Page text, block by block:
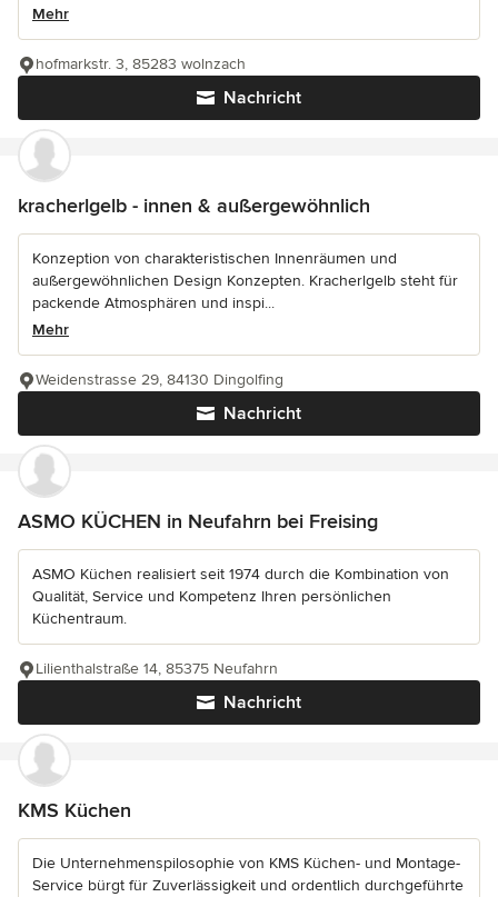
Mehr
Nachricht
hofmarkstr. 3, 85283 wolnzach
kracherlgelb - innen & außergewöhnlich
Konzeption von charakteristischen Innenräumen und
außergewöhnlichen Design Konzepten. Kracherlgelb steht für
packende Atmosphären und inspi...
Mehr
Nachricht
Weidenstrasse 29, 84130 Dingolfing
ASMO KÜCHEN in Neufahrn bei Freising
ASMO Küchen realisiert seit 1974 durch die Kombination von
Qualität, Service und Kompetenz Ihren persönlichen
Küchentraum.
Nachricht
Lilienthalstraße 14, 85375 Neufahrn
KMS Küchen
Die Unternehmenspilosophie von KMS Küchen- und Montage-
Service bürgt für Zuverlässigkeit und ordentlich durchgeführte